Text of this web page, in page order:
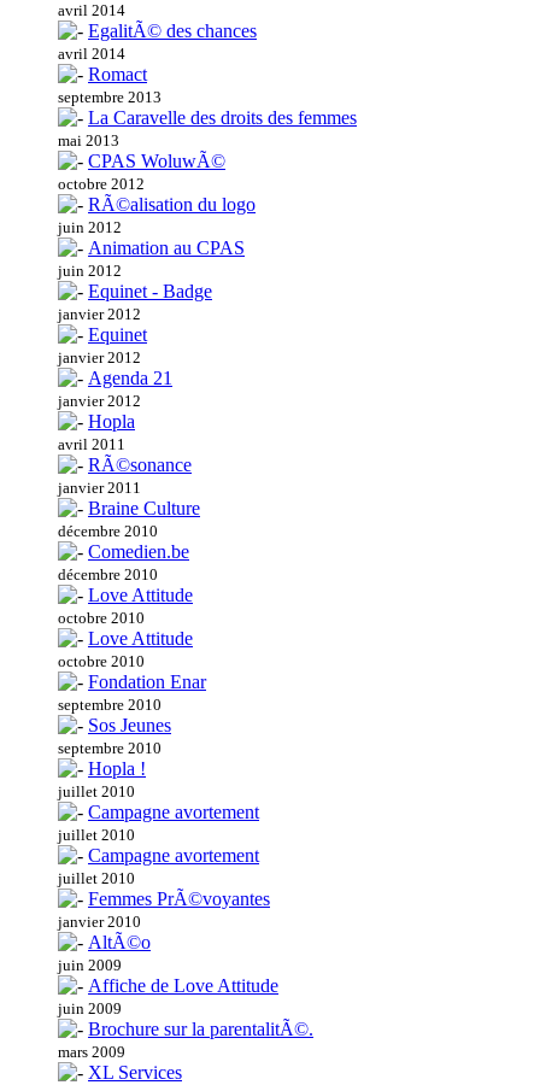
avril 2014
EgalitÃ© des chances
avril 2014
Romact
septembre 2013
La Caravelle des droits des femmes
mai 2013
CPAS WoluwÃ©
octobre 2012
RÃ©alisation du logo
juin 2012
Animation au CPAS
juin 2012
Equinet - Badge
janvier 2012
Equinet
janvier 2012
Agenda 21
janvier 2012
Hopla
avril 2011
RÃ©sonance
janvier 2011
Braine Culture
décembre 2010
Comedien.be
décembre 2010
Love Attitude
octobre 2010
Love Attitude
octobre 2010
Fondation Enar
septembre 2010
Sos Jeunes
septembre 2010
Hopla !
juillet 2010
Campagne avortement
juillet 2010
Campagne avortement
juillet 2010
Femmes PrÃ©voyantes
janvier 2010
AltÃ©o
juin 2009
Affiche de Love Attitude
juin 2009
Brochure sur la parentalitÃ©.
mars 2009
XL Services